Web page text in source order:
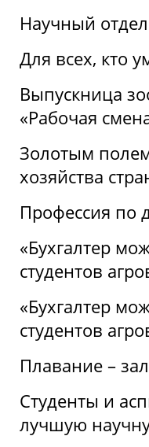
Научный
Для всех, кто
Выпускница
«Рабочая
Золотым
хозяйства
Профессия по
«Бухгалтер
студентов
«Бухгалтер
студентов
Плавание –
Студенты и
лучшую